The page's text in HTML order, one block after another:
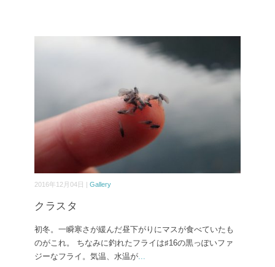
2016年12月04日 | Gallery
クラスタ
初冬。一瞬寒さが緩んだ昼下がりにマスが食べていたも
のがこれ。 ちなみに釣れたフライは♯16の黒っぽいファ
ジーなフライ。気温、水温が